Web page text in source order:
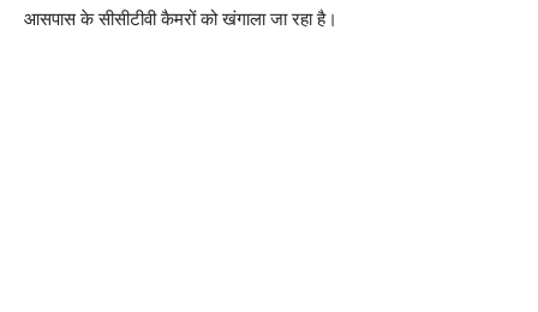
आसपास के सीसीटीवी कैमरों को खंगाला जा रहा है।